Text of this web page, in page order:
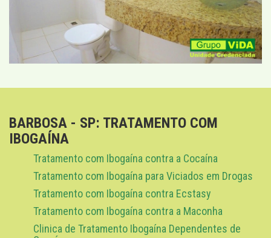
BARBOSA - SP: TRATAMENTO COM
IBOGAÍNA
Tratamento com Ibogaína contra a Cocaína
Tratamento com Ibogaína para Viciados em Drogas
Tratamento com Ibogaína contra Ecstasy
Tratamento com Ibogaína contra a Maconha
Clinica de Tratamento Ibogaína Dependentes de